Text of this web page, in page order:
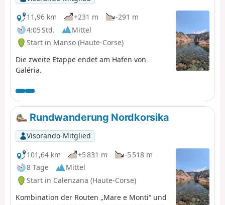
11,96 km
+231 m
-291 m
4:05 Std.
Mittel
Start in Manso (Haute-Corse)
Die zweite Etappe endet am Hafen von
Galéria.
Rundwanderung Nordkorsika
Visorando-Mitglied
101,64 km
+5 831 m
-5 518 m
8 Tage
Mittel
Start in Calenzana (Haute-Corse)
Kombination der Routen „Mare e Monti“ und